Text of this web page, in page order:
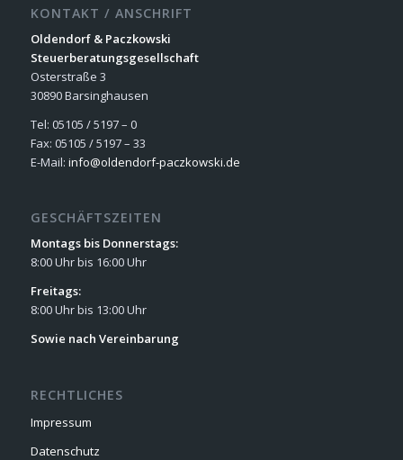
KONTAKT / ANSCHRIFT
Oldendorf & Paczkowski
Steuerberatungsgesellschaft
Osterstraße 3
30890 Barsinghausen
Tel: 05105 / 5197 – 0
Fax: 05105 / 5197 – 33
E-Mail: info@oldendorf-paczkowski.de
GESCHÄFTSZEITEN
Montags bis Donnerstags:
8:00 Uhr bis 16:00 Uhr
Freitags:
8:00 Uhr bis 13:00 Uhr
Sowie nach Vereinbarung
RECHTLICHES
Impressum
Datenschutz